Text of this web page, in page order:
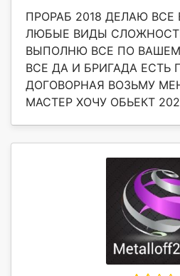
ПРОРАБ 2018 ДЕЛАЮ ВСЕ
ЛЮБЫЕ ВИДЫ
ВЫПОЛНЮ ВСЕ ПО
ВСЕ ДА И БРИГАДА ЕСТЬ
ДОГОВОРНАЯ ВОЗЬМУ
МАСТЕР ХОЧУ ОБЬЕКТ